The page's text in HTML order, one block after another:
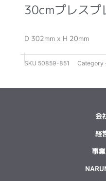
30cmプレスプ
D 302mm x H 20mm
SKU 50859-851 Category
会
経
事